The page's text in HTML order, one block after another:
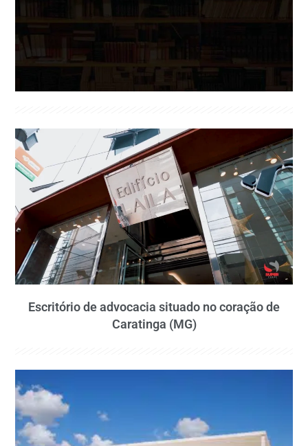
Escritório de advocacia situado no coração de
Caratinga (MG)